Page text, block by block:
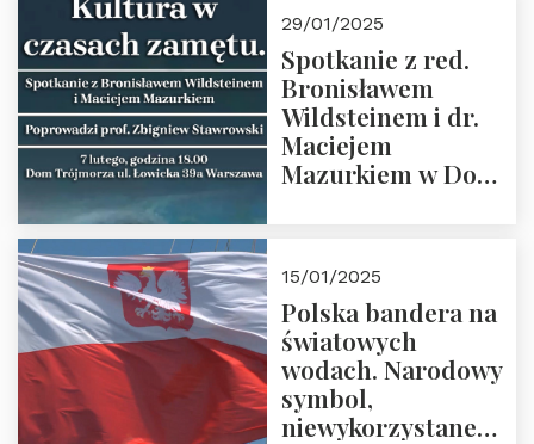
29/01/2025
Spotkanie z red.
Bronisławem
Wildsteinem i dr.
Maciejem
Mazurkiem w Domu
Prowadzi prof.
Zbigniew
Stawrowski
15/01/2025
Polska bandera na
światowych
wodach. Narodowy
symbol,
niewykorzystane